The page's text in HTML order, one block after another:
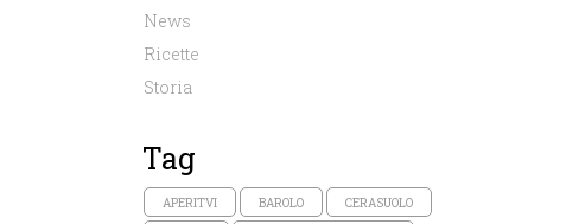
News
Ricette
Storia
Tag
APERITVI BAROLO CERASUOLO